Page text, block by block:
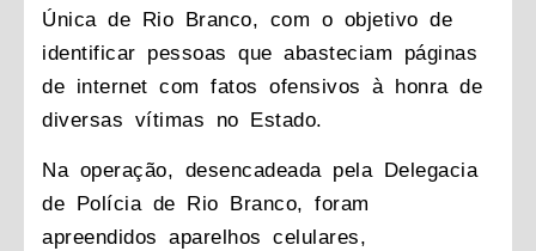
Única de Rio Branco, com o objetivo de
identificar pessoas que abasteciam páginas
de internet com fatos ofensivos à honra de
diversas vítimas no Estado.
Na operação, desencadeada pela Delegacia
de Polícia de Rio Branco, foram
apreendidos aparelhos celulares,